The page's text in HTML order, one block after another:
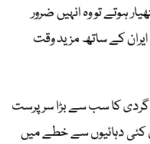
ہوتے تو وہ انہیں ضرور
ایران کے ساتھ مزید وقت
کا سب سے بڑا سرپرست
کئی دہائیوں سے خطے میں